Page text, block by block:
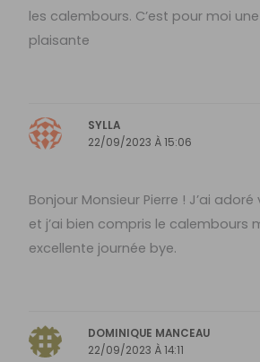
les calembours. C’est pour moi
plaisante
SYLLA
22/09/2023 À 15:06
Bonjour Monsieur Pierre ! J’ai
et j’ai bien compris le calembours
excellente journée bye.
DOMINIQUE MANCEAU
22/09/2023 À 14:11